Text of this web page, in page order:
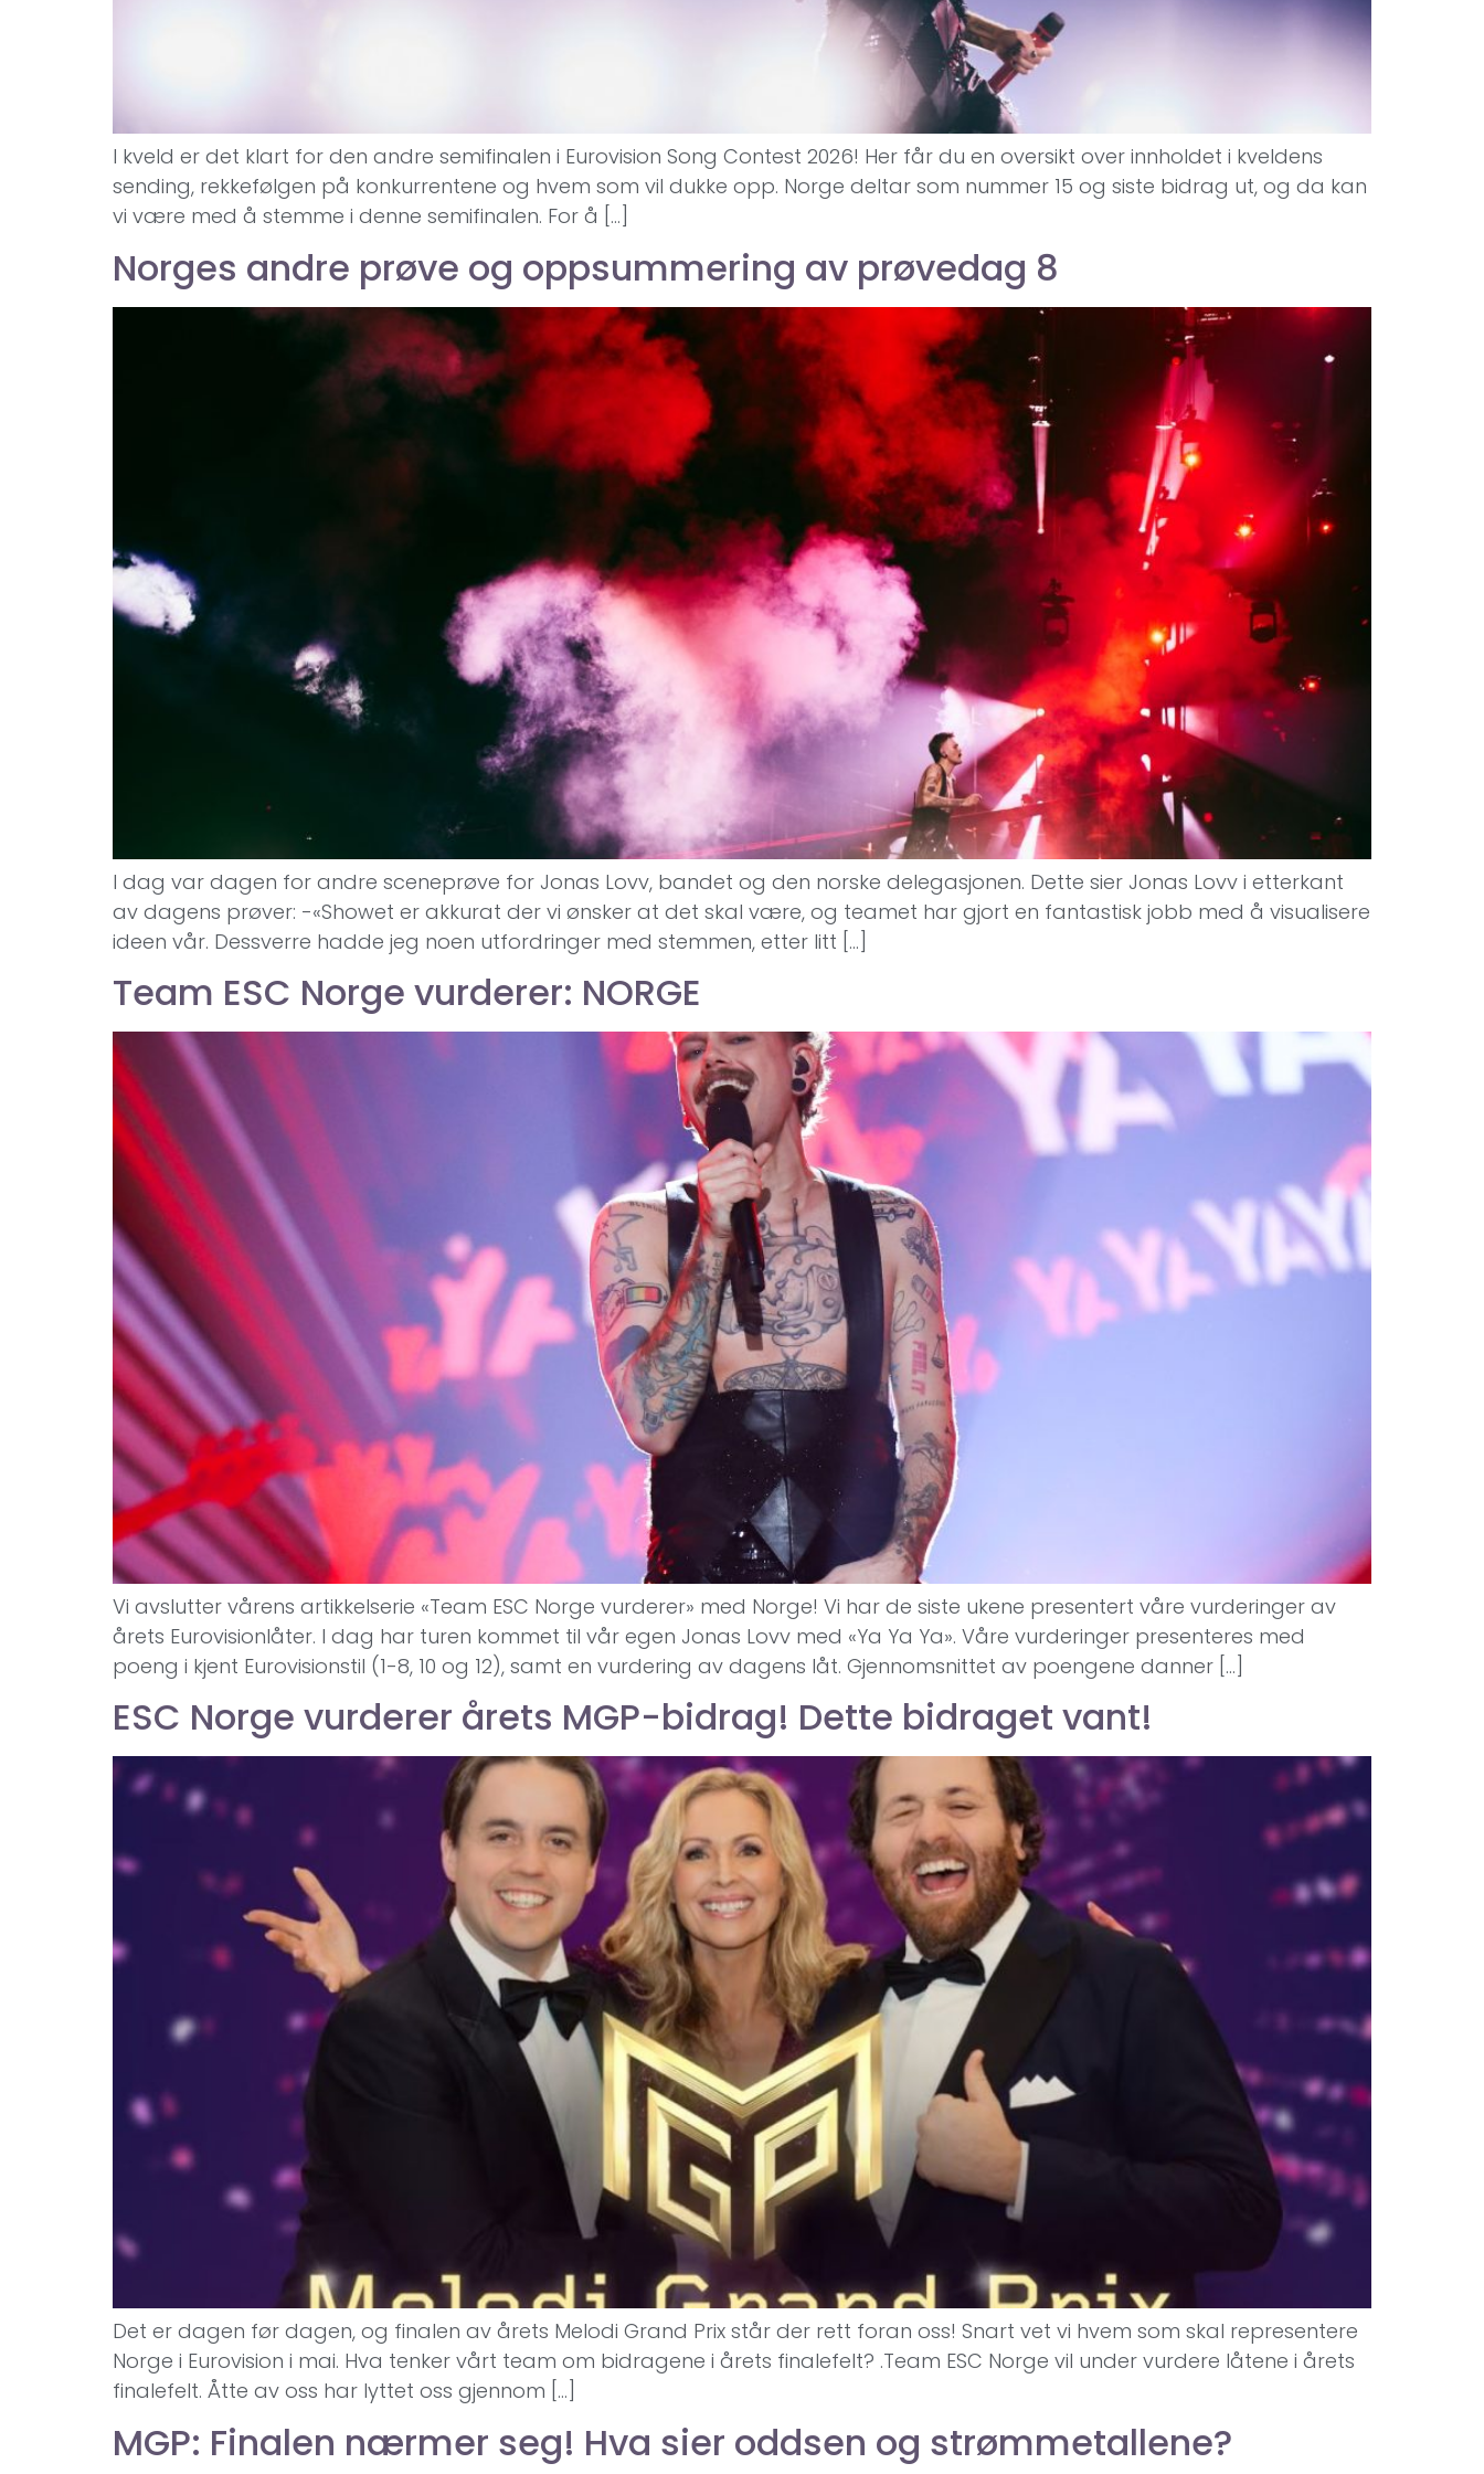
I kveld er det klart for den andre semifinalen i Eurovision Song Contest 2026! Her får du en oversikt over innholdet i kveldens
sending, rekkefølgen på konkurrentene og hvem som vil dukke opp. Norge deltar som nummer 15 og siste bidrag ut, og da kan
vi være med å stemme i denne semifinalen. For å […]
Norges andre prøve og oppsummering av prøvedag 8
I dag var dagen for andre sceneprøve for Jonas Lovv, bandet og den norske delegasjonen. Dette sier Jonas Lovv i etterkant
av dagens prøver: -«Showet er akkurat der vi ønsker at det skal være, og teamet har gjort en fantastisk jobb med å visualisere
ideen vår. Dessverre hadde jeg noen utfordringer med stemmen, etter litt […]
Team ESC Norge vurderer: NORGE
Vi avslutter vårens artikkelserie «Team ESC Norge vurderer» med Norge! Vi har de siste ukene presentert våre vurderinger av
årets Eurovisionlåter. I dag har turen kommet til vår egen Jonas Lovv med «Ya Ya Ya». Våre vurderinger presenteres med
poeng i kjent Eurovisionstil (1-8, 10 og 12), samt en vurdering av dagens låt. Gjennomsnittet av poengene danner […]
ESC Norge vurderer årets MGP-bidrag! Dette bidraget vant!
Det er dagen før dagen, og finalen av årets Melodi Grand Prix står der rett foran oss! Snart vet vi hvem som skal representere
Norge i Eurovision i mai. Hva tenker vårt team om bidragene i årets finalefelt? .Team ESC Norge vil under vurdere låtene i årets
finalefelt. Åtte av oss har lyttet oss gjennom […]
MGP: Finalen nærmer seg! Hva sier oddsen og strømmetallene?